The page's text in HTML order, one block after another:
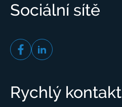
Sociální sítě
Rychlý kontakt